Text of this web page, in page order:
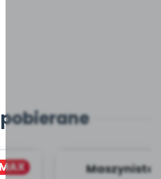
Maszynista